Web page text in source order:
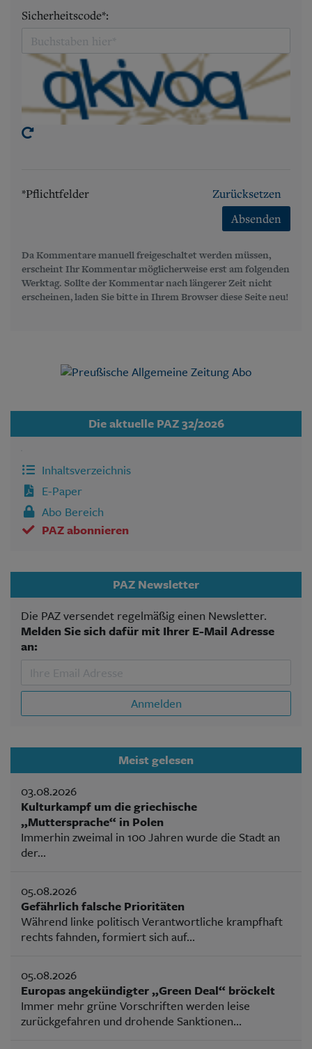
Sicherheitscode*:
*Pflichtfelder
Zurücksetzen
Absenden
Da Kommentare manuell freigeschaltet werden müssen,
erscheint Ihr Kommentar möglicherweise erst am folgenden
Werktag. Sollte der Kommentar nach längerer Zeit nicht
erscheinen, laden Sie bitte in Ihrem Browser diese Seite neu!
Die aktuelle PAZ 32/2026
Inhaltsverzeichnis
E-Paper
Abo Bereich
PAZ abonnieren
PAZ Newsletter
Die PAZ versendet regelmäßig einen Newsletter.
Melden Sie sich dafür mit Ihrer E-Mail Adresse
an:
Anmelden
Meist gelesen
03.08.2026
Kulturkampf um die griechische
„Muttersprache“ in Polen
Immerhin zweimal in 100 Jahren wurde die Stadt an
der...
05.08.2026
Gefährlich falsche Prioritäten
Während linke politisch Verantwortliche krampfhaft
rechts fahnden, formiert sich auf...
05.08.2026
Europas angekündigter „Green Deal“ bröckelt
Immer mehr grüne Vorschriften werden leise
zurückgefahren und drohende Sanktionen...